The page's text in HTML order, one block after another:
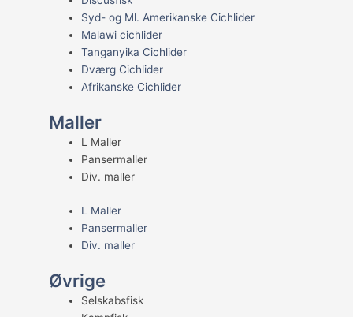
Syd- og Ml. Amerikanske Cichlider
Malawi cichlider
Tanganyika Cichlider
Dværg Cichlider
Afrikanske Cichlider
Maller
L Maller
Pansermaller
Div. maller
L Maller
Pansermaller
Div. maller
Øvrige
Selskabsfisk